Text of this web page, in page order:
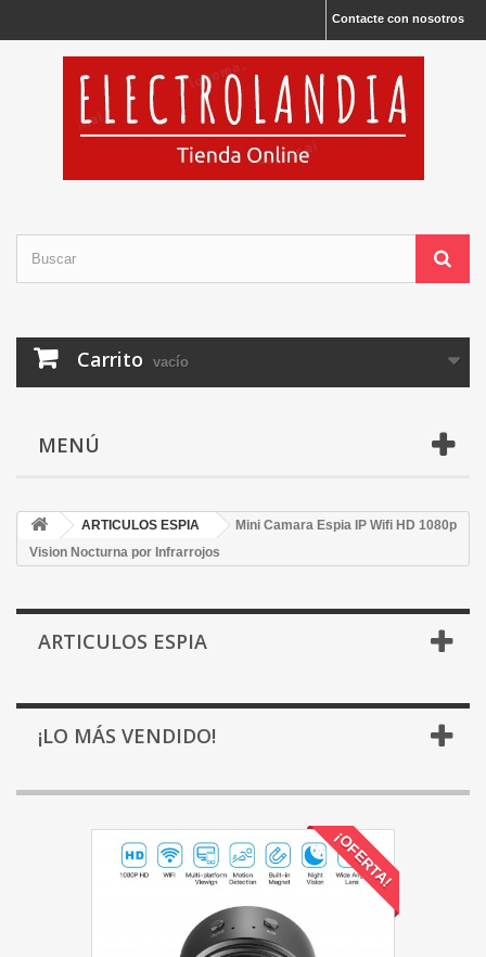
Contacte con nosotros
Carrito vacío
MENÚ
ARTICULOS ESPIA
Mini Camara Espia IP Wifi HD 1080p
Vision Nocturna por Infrarrojos
ARTICULOS ESPIA
¡LO MÁS VENDIDO!
¡OFERTA!